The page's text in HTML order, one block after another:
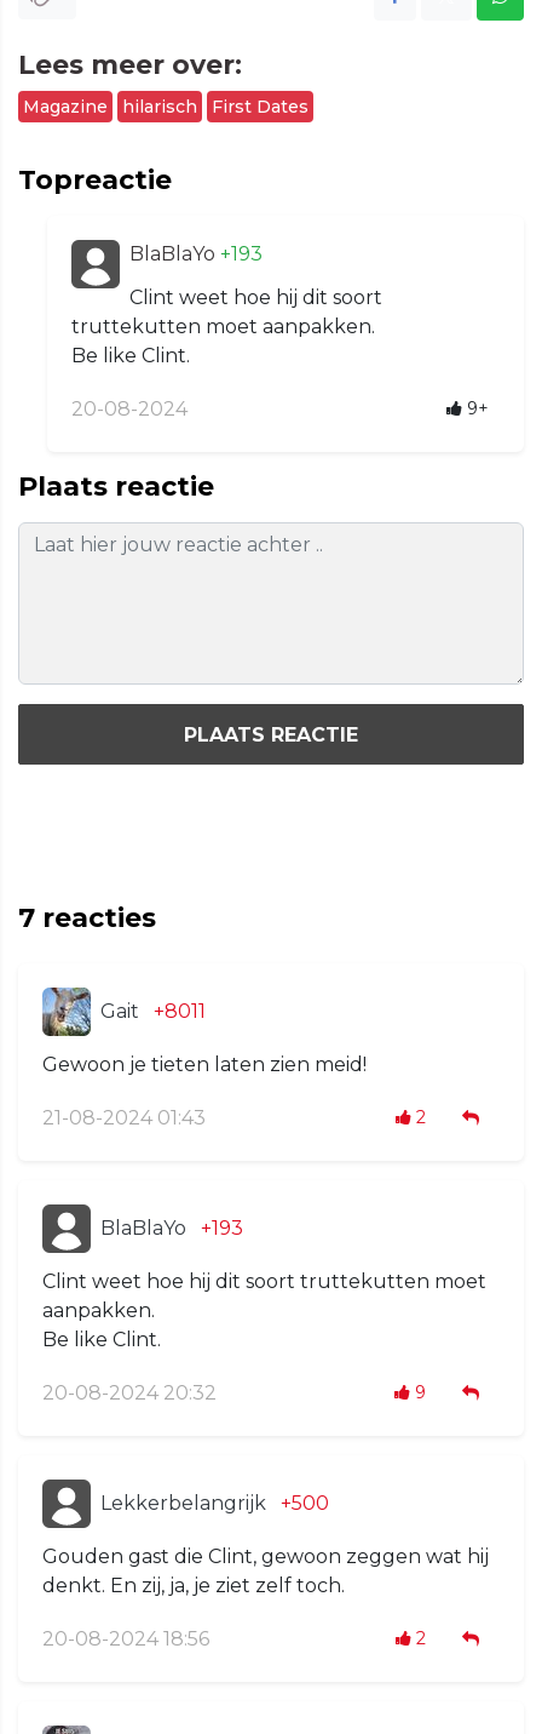
Lees meer over:
Magazine hilarisch First Dates
Topreactie
BlaBlaYo +193
Clint weet hoe hij dit soort
truttekutten moet aanpakken.
Be like Clint.
20-08-2024 9+
Plaats reactie
PLAATS REACTIE
7 reacties
Gait +8011
Gewoon je tieten laten zien meid!
21-08-2024 01:43 2
BlaBlaYo +193
Clint weet hoe hij dit soort truttekutten moet
aanpakken.
Be like Clint.
20-08-2024 20:32 9
Lekkerbelangrijk +500
Gouden gast die Clint, gewoon zeggen wat hij
denkt. En zij, ja, je ziet zelf toch.
20-08-2024 18:56 2